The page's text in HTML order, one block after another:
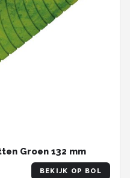
Groen 132 mm
BEKIJK OP BOL